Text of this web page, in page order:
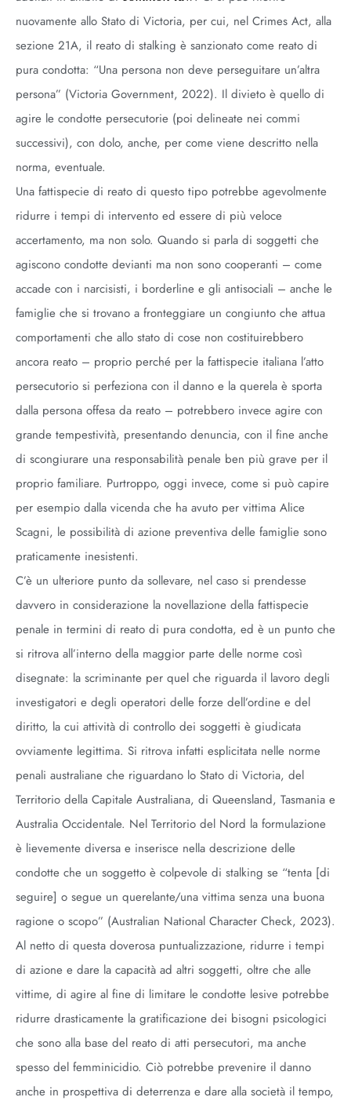
nuovamente allo Stato di Victoria, per cui, nel Crimes Act, alla
sezione 21A, il reato di stalking è sanzionato come reato di
pura condotta: “Una persona non deve perseguitare un’altra
persona” (Victoria Government, 2022). Il divieto è quello di
agire le condotte persecutorie (poi delineate nei commi
successivi), con dolo, anche, per come viene descritto nella
norma, eventuale.
Una fattispecie di reato di questo tipo potrebbe agevolmente
ridurre i tempi di intervento ed essere di più veloce
accertamento, ma non solo. Quando si parla di soggetti che
agiscono condotte devianti ma non sono cooperanti – come
accade con i narcisisti, i borderline e gli antisociali – anche le
famiglie che si trovano a fronteggiare un congiunto che attua
comportamenti che allo stato di cose non costituirebbero
ancora reato – proprio perché per la fattispecie italiana l’atto
persecutorio si perfeziona con il danno e la querela è sporta
dalla persona offesa da reato – potrebbero invece agire con
grande tempestività, presentando denuncia, con il fine anche
di scongiurare una responsabilità penale ben più grave per il
proprio familiare. Purtroppo, oggi invece, come si può capire
per esempio dalla vicenda che ha avuto per vittima Alice
Scagni, le possibilità di azione preventiva delle famiglie sono
praticamente inesistenti.
C’è un ulteriore punto da sollevare, nel caso si prendesse
davvero in considerazione la novellazione della fattispecie
penale in termini di reato di pura condotta, ed è un punto che
si ritrova all’interno della maggior parte delle norme così
disegnate: la scriminante per quel che riguarda il lavoro degli
investigatori e degli operatori delle forze dell’ordine e del
diritto, la cui attività di controllo dei soggetti è giudicata
ovviamente legittima. Si ritrova infatti esplicitata nelle norme
penali australiane che riguardano lo Stato di Victoria, del
Territorio della Capitale Australiana, di Queensland, Tasmania e
Australia Occidentale. Nel Territorio del Nord la formulazione
è lievemente diversa e inserisce nella descrizione delle
condotte che un soggetto è colpevole di stalking se “tenta [di
seguire] o segue un querelante/una vittima senza una buona
ragione o scopo” (Australian National Character Check, 2023).
Al netto di questa doverosa puntualizzazione, ridurre i tempi
di azione e dare la capacità ad altri soggetti, oltre che alle
vittime, di agire al fine di limitare le condotte lesive potrebbe
ridurre drasticamente la gratificazione dei bisogni psicologici
che sono alla base del reato di atti persecutori, ma anche
spesso del femminicidio. Ciò potrebbe prevenire il danno
anche in prospettiva di deterrenza e dare alla società il tempo,